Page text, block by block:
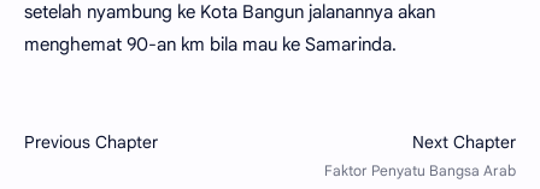
setelah nyambung ke Kota Bangun jalanannya akan
menghemat 90-an km bila mau ke Samarinda.